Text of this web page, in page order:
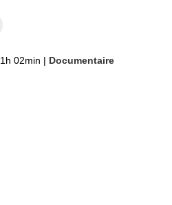
1h 02min | Documentaire